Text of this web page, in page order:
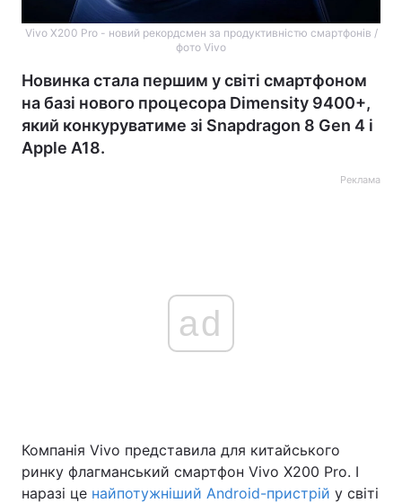
Vivo X200 Pro - новий рекордсмен за продуктивністю смартфонів /
фото Vivo
Новинка стала першим у світі смартфоном
на базі нового процесора Dimensity 9400+,
який конкуруватиме зі Snapdragon 8 Gen 4 і
Apple A18.
Реклама
ad
Компанія Vivo представила для китайського
ринку флагманський смартфон Vivo X200 Pro. І
наразі це найпотужніший Android-пристрій у світі